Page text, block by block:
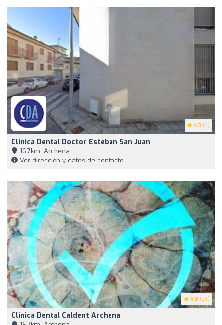
4.3 (4)
Clínica Dental Doctor Esteban San Juan
16,7km, Archena
Ver dirección y datos de contacto
4.8 (23)
Clínica Dental Caldent Archena